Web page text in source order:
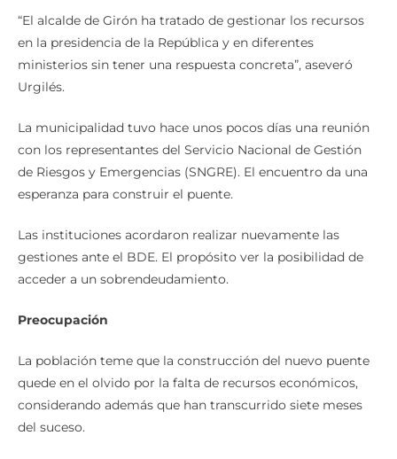
“El alcalde de Girón ha tratado de gestionar los recursos
en la presidencia de la República y en diferentes
ministerios sin tener una respuesta concreta”, aseveró
Urgilés.
La municipalidad tuvo hace unos pocos días una reunión
con los representantes del Servicio Nacional de Gestión
de Riesgos y Emergencias (SNGRE). El encuentro da una
esperanza para construir el puente.
Las instituciones acordaron realizar nuevamente las
gestiones ante el BDE. El propósito ver la posibilidad de
acceder a un sobrendeudamiento.
Preocupación
La población teme que la construcción del nuevo puente
quede en el olvido por la falta de recursos económicos,
considerando además que han transcurrido siete meses
del suceso.